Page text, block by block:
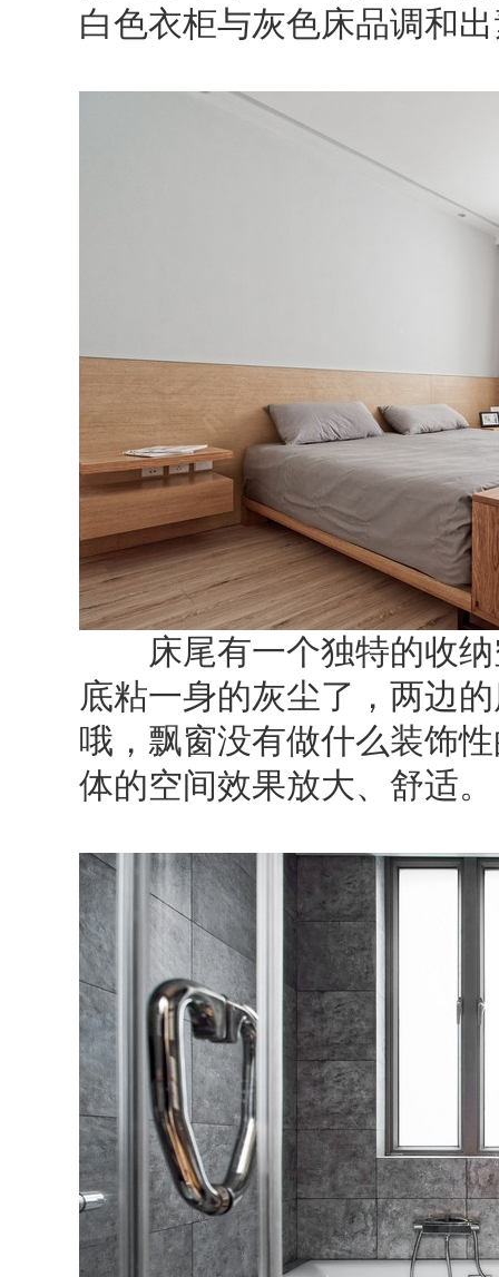
白色衣柜与灰色床品调和
床尾有一个独特的收纳
底粘一身的灰尘了，两边
哦，飘窗没有做什么装饰
体的空间效果放大、舒适。